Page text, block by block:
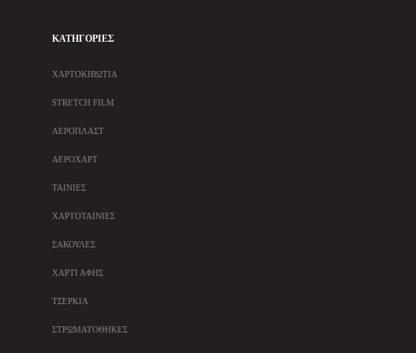
ΚΑΤΗΓΟΡΊΕΣ
ΧΑΡΤΟΚΙΒΏΤΙΑ
STRETCH FILM
ΑΕΡΟΠΛΆΣΤ
ΑΕΡΟΧΆΡΤ
ΤΑΙΝΊΕΣ
ΧΑΡΤΟΤΑΙΝΊΕΣ
ΣΑΚΟΎΛΕΣ
ΧΑΡΤΊ ΑΦΉΣ
ΤΣΈΡΚΙΑ
ΣΤΡΩΜΑΤΟΘΉΚΕΣ